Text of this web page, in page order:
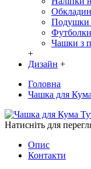
Подушки
Чашки з
+
Дизайн +
Головна
Чашка для
Натисніть для
Опис
Контакти